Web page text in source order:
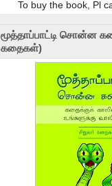
To buy the book, Pl
மூத்தாப்பாட்டி சொன்ன
கதைகள்)